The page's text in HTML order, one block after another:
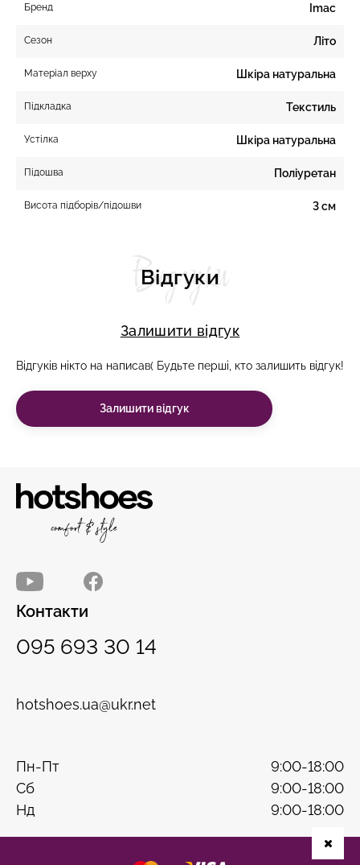
Бренд Imac
Сезон Літо
Матеріал верху Шкіра натуральна
Підкладка Текстиль
Устілка Шкіра натуральна
Підошва Поліуретан
Висота підборів/підошви 3 см
Відгуки
Відгуки
Залишити відгук
Відгуків нікто на написав( Будьте перші, кто залишить відгук!
Залишити відгук
Контакти
095 693 30 14
hotshoes.ua@ukr.net
Пн-Пт
9:00-18:00
Сб
9:00-18:00
Нд
9:00-18:00